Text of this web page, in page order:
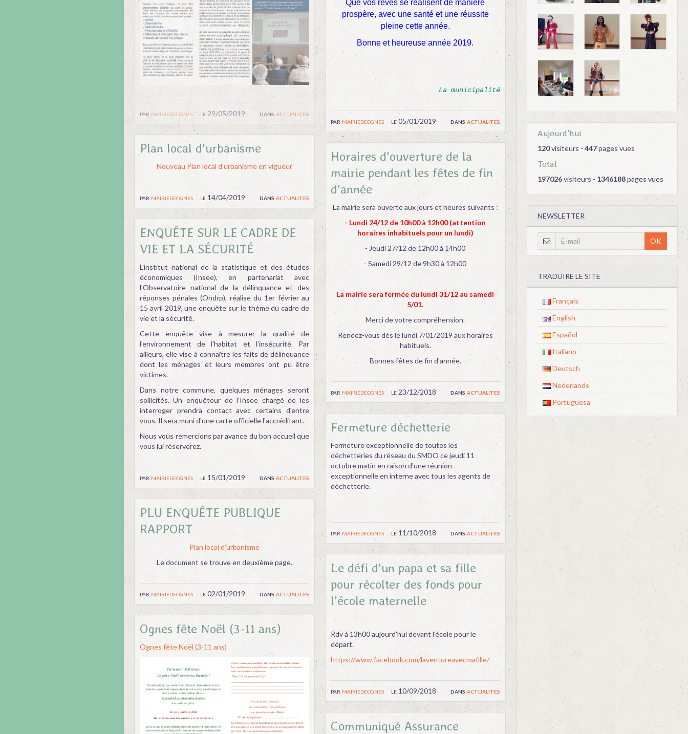
par mairiedeognes le 29/05/2019 dans actualites
Plan local d'urbanisme
par mairiedeognes le 14/04/2019 dans actualites
Nouveau Plan local d'urbanisme en vigueur
ENQUÊTE SUR LE CADRE DE
VIE ET LA SÉCURITÉ
par mairiedeognes le 15/01/2019 dans actualites
L'institut national de la statistique et des études
économiques (Insee), en partenariat avec
l'Observatoire national de la délinquance et des
réponses pénales (Ondrp), réalise du 1er février au
15 avril 2019, une enquête sur le thème du cadre de
vie et la sécurité.
Cette enquête vise à mesurer la qualité de
l'environnement de l'habitat et l'insécurité. Par
ailleurs, elle vise à connaître les faits de délinquance
dont les ménages et leurs membres ont pu être
victimes.
Dans notre commune, quelques ménages seront
sollicités. Un enquêteur de l'Insee chargé de les
interroger prendra contact avec certains d'entre
vous. Il sera muni d'une carte officielle l'accréditant.
Nous vous remercions par avance du bon accueil que
vous lui réserverez.
par mairiedeognes le 05/01/2019 dans actualites
Que vos rêves se réalisent de manière
prospère, avec une santé et une réussite
pleine cette année.
Bonne et heureuse année 2019.
La municipalité
PLU ENQUÊTE PUBLIQUE
RAPPORT
par mairiedeognes le 02/01/2019 dans actualites
Plan local d'urbanisme
Le document se trouve en deuxième page.
Horaires d'ouverture de la
mairie pendant les fêtes de fin
d'année
par mairiedeognes le 23/12/2018 dans actualites
La mairie sera ouverte aux jours et heures suivants :
- Lundi 24/12 de 10h00 à 12h00 (attention
horaires inhabituels pour un lundi)
- Jeudi 27/12 de 12h00 à 14h00
- Samedi 29/12 de 9h30 à 12h00
La mairie sera fermée du lundi 31/12 au samedi
5/01.
Merci de votre compréhension.
Rendez-vous dès le lundi 7/01/2019 aux horaires
habituels.
Bonnes fêtes de fin d'année.
Ognes fête Noël (3-11 ans)
Ognes fête Noël (3-11 ans)
Fermeture déchetterie
par mairiedeognes le 11/10/2018 dans actualites
Fermeture exceptionnelle de toutes les
déchetteries du réseau du SMDO ce jeudi 11
octobre matin en raison d'une réunion
exceptionnelle en interne avec tous les agents de
déchetterie.
Le défi d'un papa et sa fille
pour récolter des fonds pour
l'école maternelle
par mairiedeognes le 10/09/2018 dans actualites
Rdv à 13h00 aujourd'hui devant l'école pour le
départ.
https://www.facebook.com/laventureavecmafille/
Communiqué Assurance
Aujourd'hui
120visiteurs - 447pages vues
Total
197026visiteurs - 1346188pages vues
NEWSLETTER
OK
TRADUIRE LE SITE
Français
English
Español
Italiano
Deutsch
Nederlands
Portuguesa